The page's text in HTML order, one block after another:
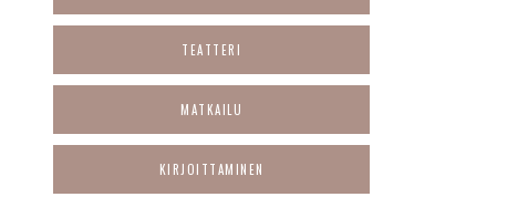
TEATTERI
MATKAILU
KIRJOITTAMINEN